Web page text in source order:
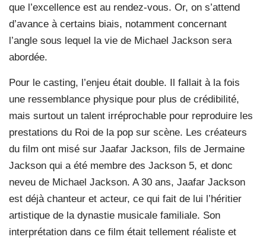
que l’excellence est au rendez-vous. Or, on s’attend
d’avance à certains biais, notamment concernant
l’angle sous lequel la vie de Michael Jackson sera
abordée.
Pour le casting, l’enjeu était double. Il fallait à la fois
une ressemblance physique pour plus de crédibilité,
mais surtout un talent irréprochable pour reproduire les
prestations du Roi de la pop sur scène. Les créateurs
du film ont misé sur Jaafar Jackson, fils de Jermaine
Jackson qui a été membre des Jackson 5, et donc
neveu de Michael Jackson. A 30 ans, Jaafar Jackson
est déjà chanteur et acteur, ce qui fait de lui l’héritier
artistique de la dynastie musicale familiale. Son
interprétation dans ce film était tellement réaliste et